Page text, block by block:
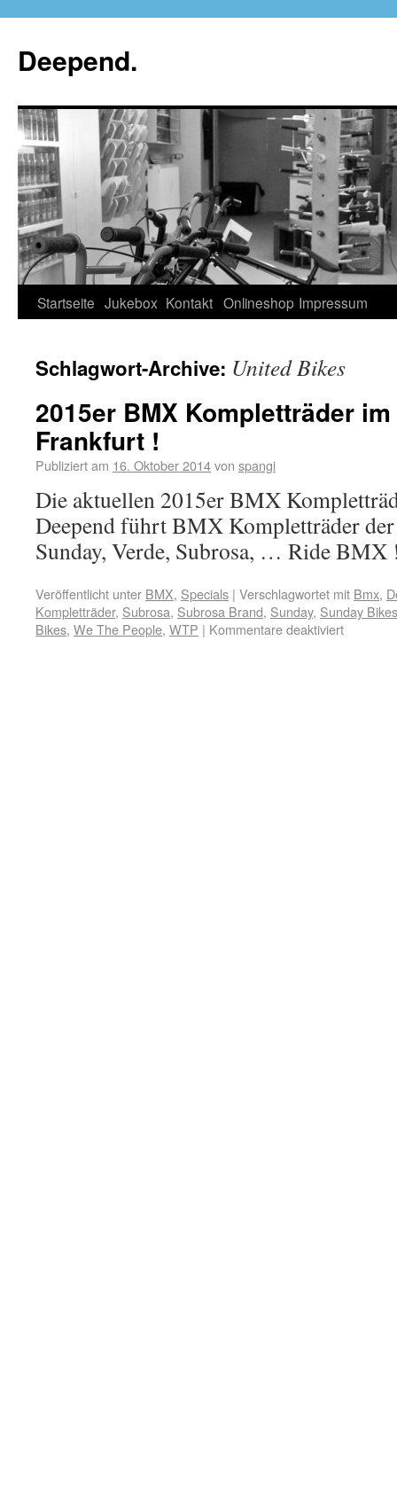
Deepend.
Startseite Jukebox Kontakt Onlineshop Impressum
Schlagwort-Archive: United Bikes
2015er BMX Kompletträder
Frankfurt !
Publiziert am 16. Oktober 2014von spangi
Die aktuellen 2015er BMX
Deepend führt BMX Kompletträder
Sunday, Verde, Subrosa, … Ride BMX
Veröffentlicht unter BMX, Specials | Verschlagwortet mit Bmx,
Kompletträder, Subrosa, Subrosa Brand, Sunday, Sunday Bikes
Bikes, We The People, WTP | Kommentare deaktiviert